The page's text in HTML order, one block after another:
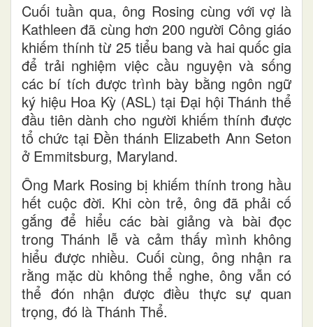
Cuối tuần qua, ông Rosing cùng với vợ là
Kathleen đã cùng hơn 200 người Công giáo
khiếm thính từ 25 tiểu bang và hai quốc gia
để trải nghiệm việc cầu nguyện và sống
các bí tích được trình bày bằng ngôn ngữ
ký hiệu Hoa Kỳ (ASL) tại Đại hội Thánh thể
đầu tiên dành cho người khiếm thính được
tổ chức tại Đền thánh Elizabeth Ann Seton
ở Emmitsburg, Maryland.
Ông Mark Rosing bị khiếm thính trong hầu
hết cuộc đời. Khi còn trẻ, ông đã phải cố
gắng để hiểu các bài giảng và bài đọc
trong Thánh lễ và cảm thấy mình không
hiểu được nhiều. Cuối cùng, ông nhận ra
rằng mặc dù không thể nghe, ông vẫn có
thể đón nhận được điều thực sự quan
trọng, đó là Thánh Thể.